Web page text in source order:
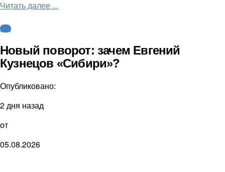
Читать далее ...
КХЛ
Новый поворот: зачем Евгений
Кузнецов «Сибири»?
Опубликовано:
2 дня назад
от
05.08.2026